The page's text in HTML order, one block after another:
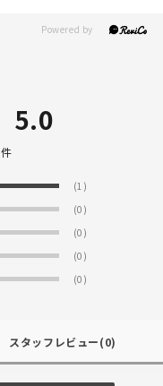
5.0
件
(1)
(0)
(0)
(0)
(0)
スタッフレビュー(0)